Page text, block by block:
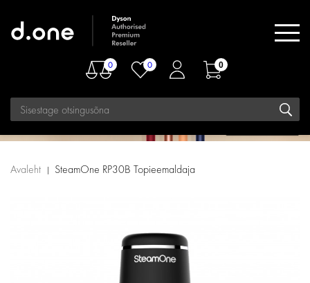
0 0 0
Avaleht SteamOne RP30B Topieemaldaja